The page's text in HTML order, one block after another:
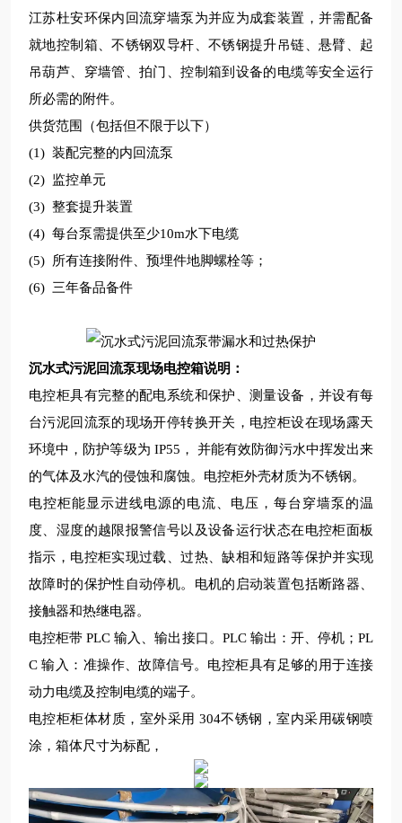
江苏杜安环保内回流穿墙泵为并应为成套装置，并需配备
就地控制箱、不锈钢双导杆、不锈钢提升吊链、悬臂、起
吊葫芦、穿墙管、拍门、控制箱到设备的电缆等安全运行
所必需的附件。
供货范围（包括但不限于以下）
(1) 装配完整的内回流泵
(2) 监控单元
(3) 整套提升装置
(4) 每台泵需提供至少10m水下电缆
(5)
所有连接附件、预埋件地脚螺栓等；
(6) 三年备品备件
沉水式污泥回流泵现场电控箱说明：
电控柜具有完整的配电系统和保护、测量设备，并设有每
台污泥回流泵的现场开停转换开关，电控柜设在现场露天
环境中，防护等级为 IP55 ， 并能有效防御污水中挥发出来
的气体及水汽的侵蚀和腐蚀。电控柜外壳材质为不锈钢。
电控柜能显示进线电源的电流、电压，每台穿墙泵的温
度、湿度的越限报警信号以及设备运行状态在电控柜面板
指示，电控柜实现过载、过热、缺相和短路等保护并实现
故障时的保护性自动停机。电机的启动装置包括断路器、
接触器和热继电器。
电控柜带 PLC输入、输出接口。 PLC 输出：开、停机；PL
C输入：准操作、故障信号。电控柜具有足够的用于连接
动力电缆及控制电缆的端子。
电控柜柜体材质，室外采用 304不锈钢，室内采用碳钢喷
涂，箱体尺寸为标配，